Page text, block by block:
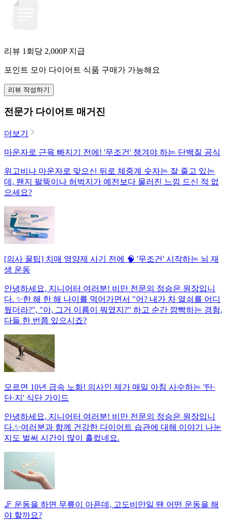
리뷰 1회당 2,000P 지급
포인트 모아 다이어트 식품 구매가 가능해요
리뷰 작성하기
전문가 다이어트 매거진
더보기
마운자로 근육 빠지기 전에! '무조건' 챙겨야 하는 단백질 공식
위고비나 마운자로 맞으신 뒤로 체중계 숫자는 잘 줄고 있는
데, 왠지 팔뚝이나 허벅지가 예전보다 물러진 느낌 드신 적 없
으세요?
[의사 꿀팁] 치매 영양제 사기 전에 🧠 '무조건' 시작하는 뇌 재
생 운동
안녕하세요, 지니어터 여러분! 비만 전문의 정승은 원장입니
다. ✨한 해 한 해 나이를 먹어가면서 "어? 내가 차 열쇠를 어디
뒀더라?", "아, 그거 이름이 뭐였지?" 하고 순간 깜빡하는 경험,
다들 한 번쯤 있으시죠?
모르면 10년 급속 노화! 의사인 제가 매일 아침 사수하는 '탄·
단·지' 식단 가이드
안녕하세요, 지니어터 여러분! 비만 전문의 정승은 원장입니
다.✨여러분과 함께 건강한 다이어트 습관에 대해 이야기 나눈
지도 벌써 시간이 많이 흘렀네요.
🦵 운동을 하면 무릎이 아픈데, 고도비만일 땐 어떤 운동을 해
야 할까요?